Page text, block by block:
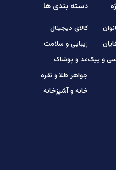
و پیک
دسته بندی ها
کالای دیجیتال
زیبایی و سلامت
مد و پوشاک
جواهر طلا و نقره
خانه و آشپزخانه